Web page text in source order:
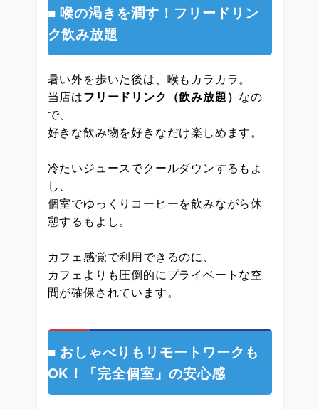
■ 喉の渇きを潤す！フリードリン
ク飲み放題
暑い外を歩いた後は、喉もカラカラ。
当店はフリードリンク（飲み放題） なの
で、
好きな飲み物を好きなだけ楽しめます。
冷たいジュースでクールダウンするもよ
し、
個室でゆっくりコーヒーを飲みながら休
憩するもよし。
カフェ感覚で利用できるのに、
カフェよりも圧倒的にプライベートな空
間が確保されています。
■ おしゃべりもリモートワークも
OK！「完全個室」の安心感